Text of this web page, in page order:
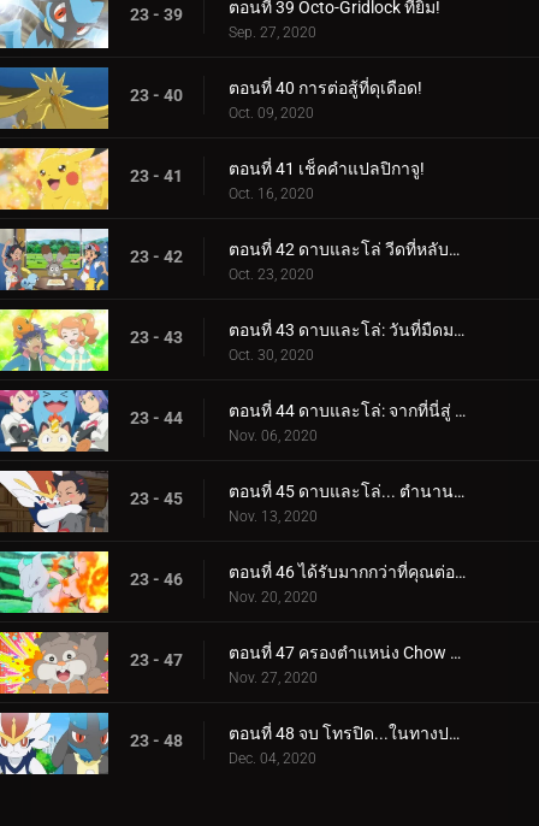
23 - 39 ตอนที่ 39 Octo-Gridlock ที่ยิม!
Sep. 27, 2020
23 - 40 ตอนที่ 40 การต่อสู้ที่ดุเดือด!
Oct. 09, 2020
23 - 41 ตอนที่ 41 เช็คคำแปลปิกาจู!
Oct. 16, 2020
23 - 42 ตอนที่ 42 ดาบและโล่ วีดที่หลับใหล!
Oct. 23, 2020
23 - 43 ตอนที่ 43 ดาบและโล่: วันที่มืดมนที่สุด!
Oct. 30, 2020
23 - 44 ตอนที่ 44 ดาบและโล่: จากที่นี่สู่ Eternatus!
Nov. 06, 2020
23 - 45 ตอนที่ 45 ดาบและโล่... ตำนานตื่นขึ้น!
Nov. 13, 2020
23 - 46 ตอนที่ 46 ได้รับมากกว่าที่คุณต่อสู้เพื่อ!
Nov. 20, 2020
23 - 47 ตอนที่ 47 ครองตำแหน่ง Chow Crusher!
Nov. 27, 2020
23 - 48 ตอนที่ 48 จบ โทรปิด...ในทางปฏิบัติ!
Dec. 04, 2020